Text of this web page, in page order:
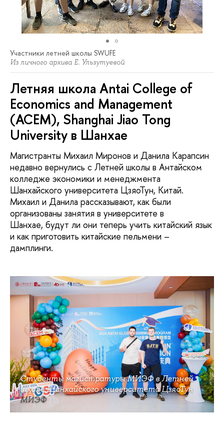
Участники летней школы SWUFE
Из личного архива Е. Ульзутуевой
Летняя школа Antai College of
Economics and Management
(ACEM), Shanghai Jiao Tong
University в Шанхае
Магистранты Михаил Миронов и Данила Карапсин
недавно вернулись с Летней школы в Антайском
колледже экономики и менеджмента
Шанхайского университета ЦзяоТун, Китай.
Михаил и Данила рассказывают, как были
организованы занятия в университете в
Шанхае, будут ли они теперь учить китайский язык
и как приготовить китайские пельмени –
дамплинги.
Студенты магистратуры МИЭФ в Летней
школе Шанхайского университета ЦзяоТун
МИЭФ